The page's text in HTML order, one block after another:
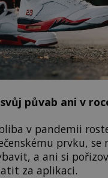
půvab ani v
v pandemii
prvku, se
a ani si
za aplikaci.